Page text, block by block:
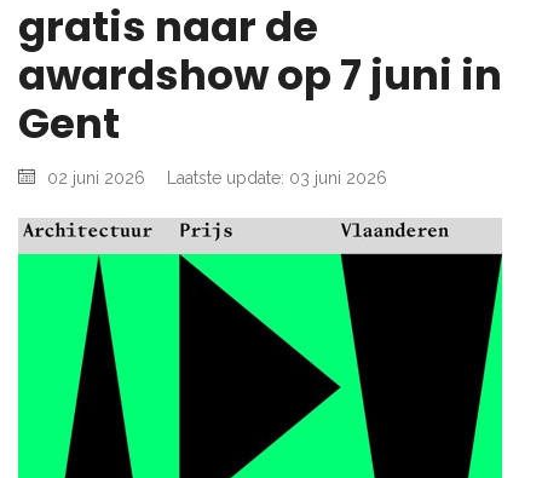
gratis naar de
awardshow op 7 juni in
Gent
02 juni 2026 Laatste update: 03 juni 2026